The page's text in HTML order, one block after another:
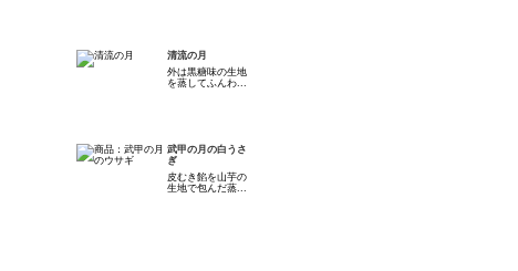
清流の月
外は黒糖味の生地
を蒸してふんわ...
武甲の月の白うさ
ぎ
皮むき餡を山芋の
生地で包んだ蒸...